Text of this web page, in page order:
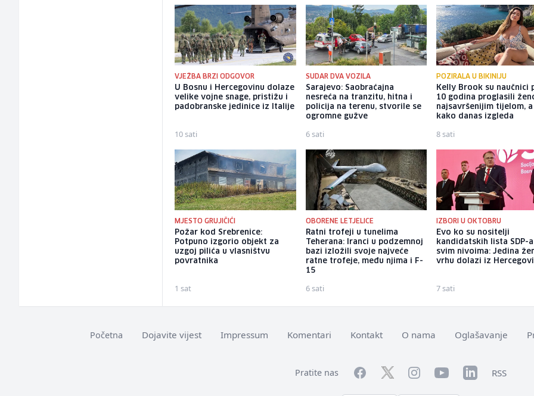
VJEŽBA BRZI ODGOVOR
U Bosnu i Hercegovinu dolaze
velike vojne snage, pristižu i
padobranske jedinice iz Italije
10 sati
SUDAR DVA VOZILA
Sarajevo: Saobraćajna
nesreća na tranzitu, hitna i
policija na terenu, stvorile se
ogromne gužve
6 sati
POZIRALA U BIKINIJU
Kelly Brook su naučnici
10 godina proglasili
najsavršenijim tijelom, a
kako danas izgleda
8 sati
MJESTO GRUJIČIĆI
Požar kod Srebrenice:
Potpuno izgorio objekt za
uzgoj pilića u vlasništvu
povratnika
1 sat
OBORENE LETJELICE
Ratni trofeji u tunelima
Teherana: Iranci u podzemnoj
bazi izložili svoje najveće
ratne trofeje, među njima i F-
15
6 sati
IZBORI U OKTOBRU
Evo ko su nositelji
kandidatskih lista SDP-a
svim nivoima: Jedina
vrhu dolazi iz
7 sati
Početna Dojavite vijest Impressum Komentari Kontakt O nama Oglašavanje
Pratite nas FacebookTwitterInstagramYouTubeLinkedInRSS